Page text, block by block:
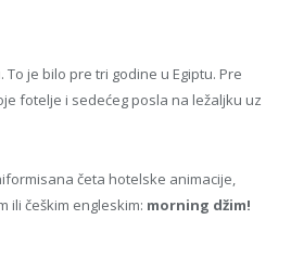
je bilo pre tri godine u Egiptu. Pre
fotelje i sedećeg posla na ležaljku uz
četa hotelske animacije,
ili češkim engleskim: morning džim!